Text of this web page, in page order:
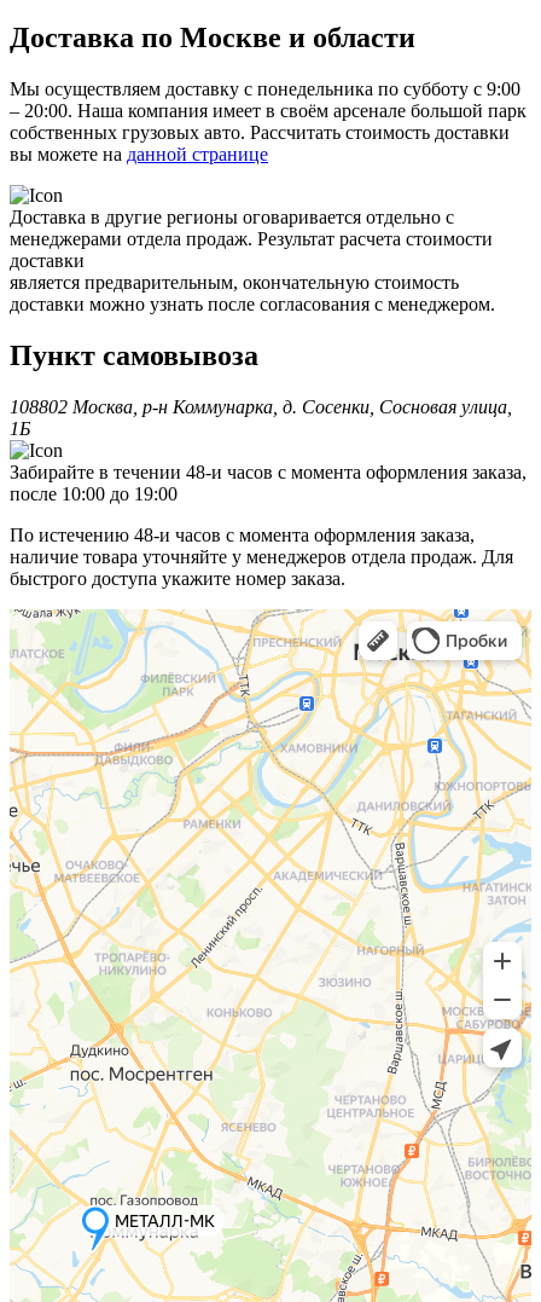
Доставка по Москве и области
Мы осуществляем доставку с понедельника по субботу с 9:00
– 20:00. Наша компания имеет в своём арсенале большой парк
собственных грузовых авто. Рассчитать стоимость доставки
вы можете на данной странице
Доставка в другие регионы оговаривается отдельно с
менеджерами отдела продаж. Результат расчета стоимости
доставки
является предварительным, окончательную стоимость
доставки можно узнать после согласования с менеджером.
Пункт самовывоза
108802 Москва, р-н Коммунарка, д. Сосенки, Сосновая улица,
1Б
Забирайте в течении 48-и часов с момента оформления заказа,
после 10:00 до 19:00
По истечению 48-и часов с момента оформления заказа,
наличие товара уточняйте у менеджеров отдела продаж. Для
быстрого доступа укажите номер заказа.